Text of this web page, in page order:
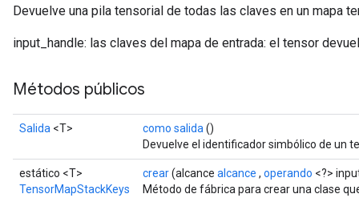
Devuelve una pila tensorial de todas las claves en un mapa
input_handle: las claves del mapa de entrada: el tensor
Métodos públicos
Salida <T> como salida ()
Devuelve el identificador simbólico de un
estático <T>
TensorMapStackKeys
crear(alcance alcance , operando <?>
Método de fábrica para crear una clase